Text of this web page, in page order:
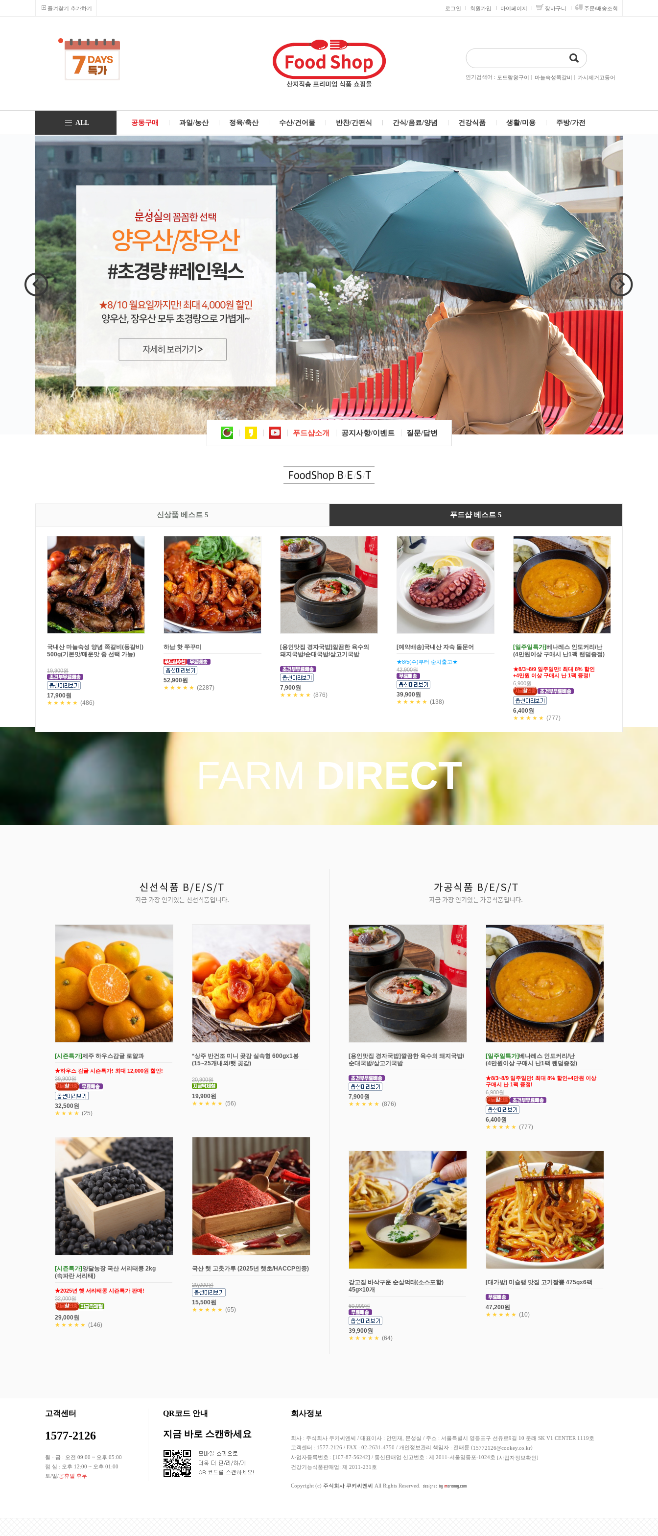
즐겨찾기 추가하기 로그인 회원가입 마이페이지 장바구니 주문/배송조회
인기검색어 : 도드람왕구이 | 마늘숙성쪽갈비 | 가시제거고등어
ALL 공동구매 과일/농산 정육/축산 수산/건어물 반찬/간편식 간식/음료/양념 건강식품 생활/미용 주방/가전
푸드샵소개 공지사항/이벤트 질문/답변
신상품 베스트 5 푸드샵 베스트 5
[문꼼꼼]BAS 캡슐형 세탁조 클리너
(20개입)
★8/9 일요일까지만! 29,200원 할인!
공구한정판매!
49,000원
19,800원
[문꼼꼼]제주흑돼지 연탄불고기 2종
★8/9 일요일까지만! 3일만! 5,800원
할인! 공구한정판매!
35,600원
[배꼽집]수요미식회 한우 안동국밥
37,900원
★★★★★ (229)
[강고집] 바삭한 쌀가루를 입힌 쌀바삭
(쥐포40g+청양마요소스20g)
30,000원
20,900원
가시제거 국내산 순살고등어
25,900원
★★★★★(19)
FARM DIRECT
[시즌특가]제주 하우스감귤 로얄과
★하우스 감귤 시즌특가! 최대 12,000원 할인!
39,900원
32,500원
★★★★ (25)
*상주 반건조 미니 곶감 실속형 600gx1봉
(15~25개내외/햇 곶감)
20,900원
19,900원
★★★★★ (56)
[시즌특가] 양달농장 국산 서리태콩 2kg
(속파란 서리태)
★2025년 햇 서리태콩 시즌특가 판매!
32,000원
29,000원
★★★★★ (146)
국산 햇 고춧가루 (2025년 햇초/HACCP인증)
20,000원
15,500원
★★★★★ (65)
[용인맛집 경자국밥]깔끔한 육수의 돼지국밥/
순대국밥/살고기국밥
7,900원
★★★★★ (876)
[일주일특가]베나레스 인도커리/난
(4만원이상 구매시 난1팩 랜덤증정)
★8/3~8/9 일주일만! 최대 8% 할인+4만원 이상
구매시 난 1팩 증정!
6,900원
6,400원
★★★★★ (777)
강고집 바삭구운 순살먹태(소스포함)
45g×10개
60,000원
39,900원
★★★★★ (64)
[대가방] 미슐랭 맛집 고기짬뽕 475gx6팩
47,200원
★★★★★ (10)
고객센터
1577-2126
월 - 금 : 오전 09:00 ~ 오후 05:00
점 심 : 오후 12:00 ~ 오후 01:00
토/일/공휴일 휴무
QR코드 안내
지금 바로 스캔하세요
회사정보
회사 : 주식회사 쿠키씨엔씨 / 대표이사 : 안민재, 문성실 / 주소 : 서울특별시 영등포구 선유로9길 10 문래 SK V1 CENTER 1119호
고객센터 : 1577-2126 / FAX : 02-2631-4750 / 개인정보관리 책임자 : 전태륜 (15772126@cookey.co.kr)
사업자등록번호 : [107-87-56242] / 통신판매업 신고번호 : 제 2011-서울영등포-1024호 [사업자정보확인]
건강기능식품판매업: 제 2011-231호
Copyright (c) 주식회사 쿠키씨엔씨 All Rights Reserved.